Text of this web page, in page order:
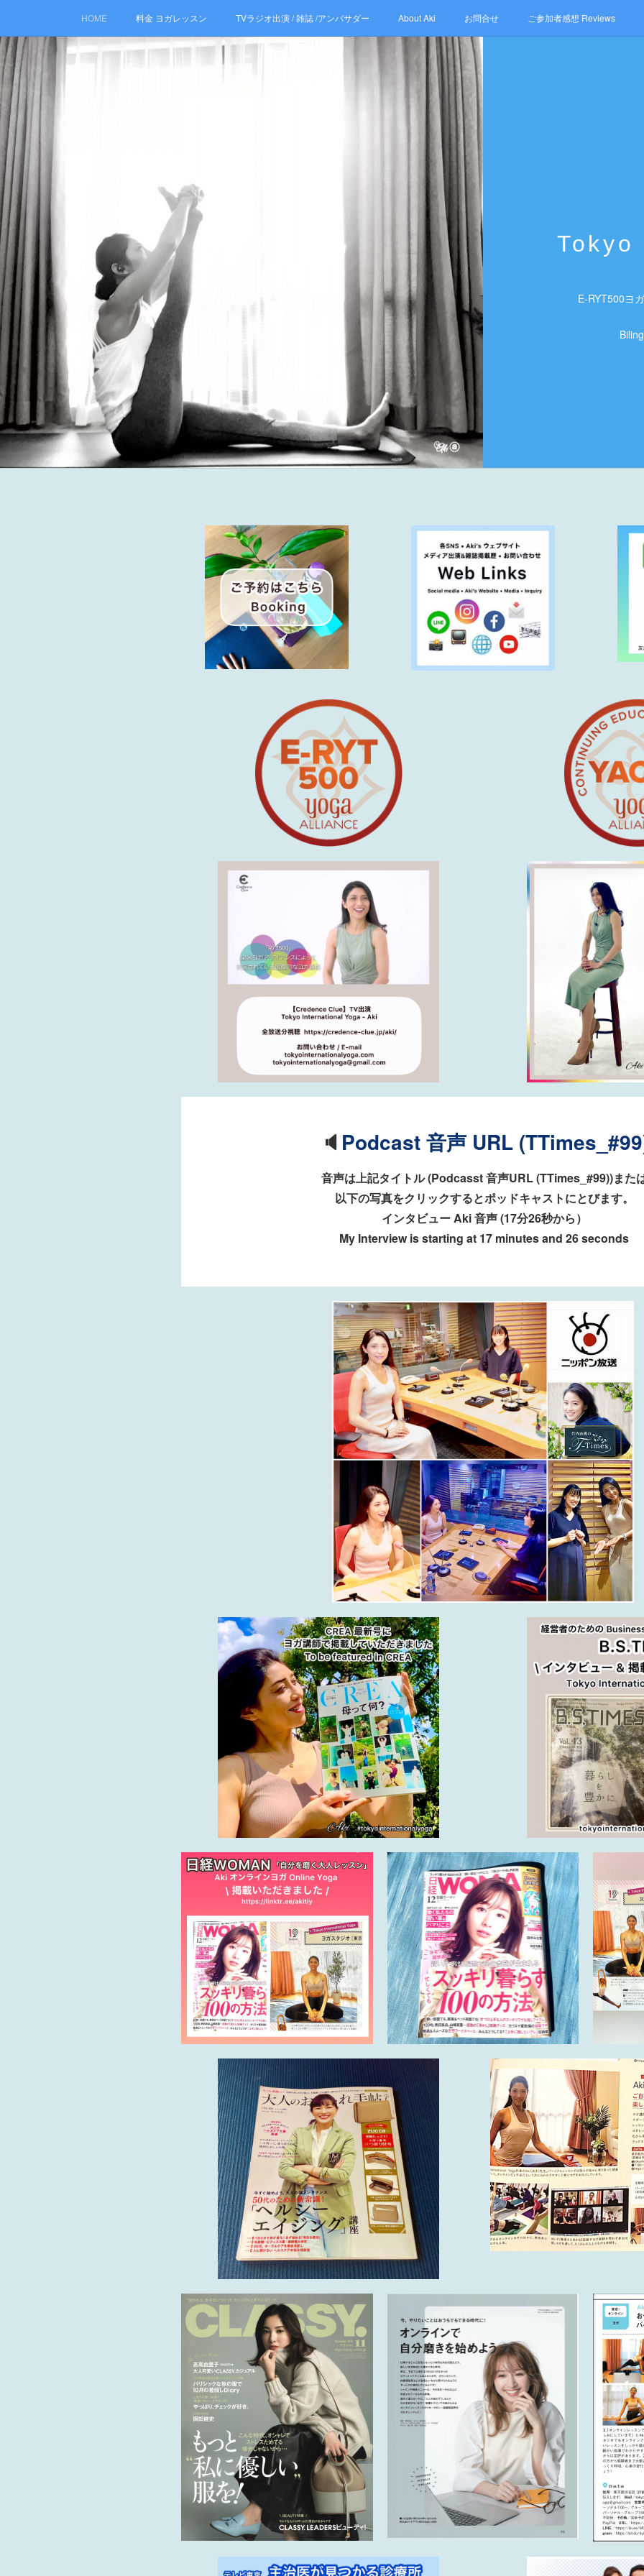
HOME 料金 ヨガレッスン TVラジオ出演 / 雑誌 /アンバサダー About Aki お問合せ ご参加者感想 Reviews
Facebook Tokyo International Yoga
E-RYT500ヨ
🔈Podcast 音声 URL
音声は上記タイトル (Podcasst 音声URL (TTimes_#99))また
以下の写真をクリックするとポッドキャストにとびます。
インタビュー Aki 音声 (17分26秒から）
My Interview is starting at 17 minutes and 26 seconds